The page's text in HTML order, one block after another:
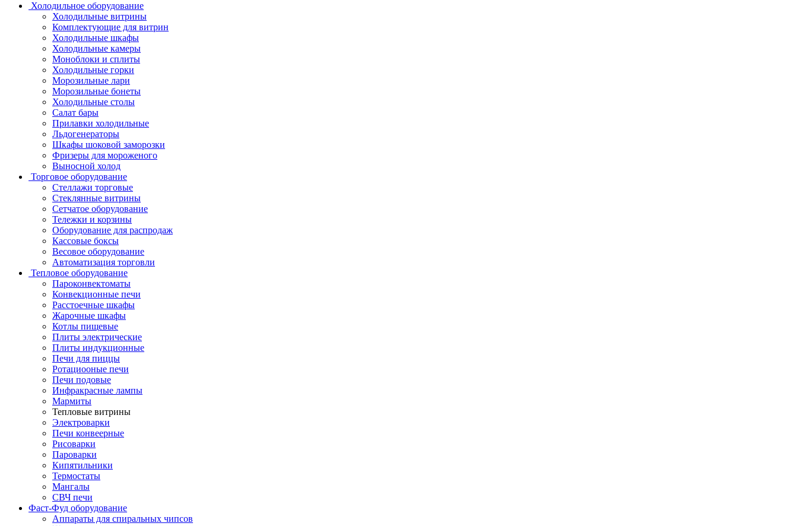
Холодильное оборудование
Холодильные витрины
Комплектующие для витрин
Холодильные шкафы
Холодильные камеры
Моноблоки и сплиты
Холодильные горки
Морозильные лари
Морозильные бонеты
Холодильные столы
Салат бары
Прилавки холодильные
Льдогенераторы
Шкафы шоковой заморозки
Фризеры для мороженого
Выносной холод
Торговое оборудование
Стеллажи торговые
Стеклянные витрины
Сетчатое оборудование
Тележки и корзины
Оборудование для распродаж
Кассовые боксы
Весовое оборудование
Автоматизация торговли
Тепловое оборудование
Пароконвектоматы
Конвекционные печи
Расстоечные шкафы
Жарочные шкафы
Котлы пищевые
Плиты электрические
Плиты индукционные
Печи для пиццы
Ротациооные печи
Печи подовые
Инфракрасные лампы
Мармиты
Тепловые витрины
Электроварки
Печи конвеерные
Рисоварки
Пароварки
Кипятильники
Термостаты
Мангалы
СВЧ печи
Фаст-Фуд оборудование
Аппараты для спиральных чипсов